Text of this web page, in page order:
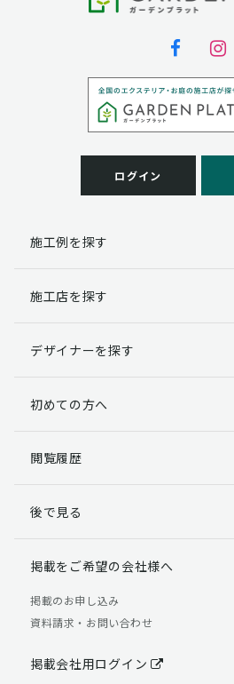
ログイン
施工例を探す
施工店を探す
デザイナーを探す
初めての方へ
閲覧履歴
後で見る
掲載をご希望の会社様へ
掲載のお申し込み
資料請求・お問い合わせ
掲載会社用ログイン